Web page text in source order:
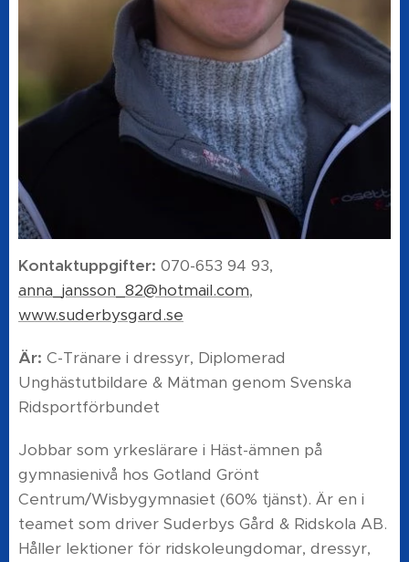
Kontaktuppgifter: 070-653 94 93,
anna_jansson_82@hotmail.com,
www.suderbysgard.se
Är: C-Tränare i dressyr, Diplomerad
Unghästutbildare & Mätman genom Svenska
Ridsportförbundet
Jobbar som yrkeslärare i Häst-ämnen på
gymnasienivå hos Gotland Grönt
Centrum/Wisbygymnasiet (60% tjänst). Är en i
teamet som driver Suderbys Gård & Ridskola AB.
Håller lektioner för ridskoleungdomar, dressyr,